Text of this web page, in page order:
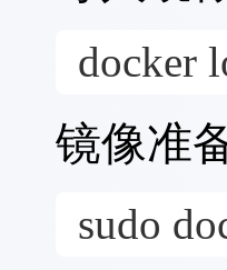
docker
镜像准
sudo